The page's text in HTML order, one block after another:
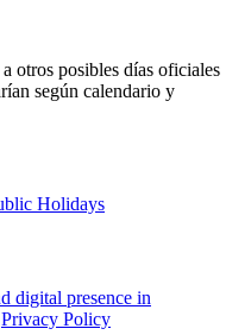
otros posibles días oficiales
según calendario y
Holidays
digital presence in
Privacy Policy